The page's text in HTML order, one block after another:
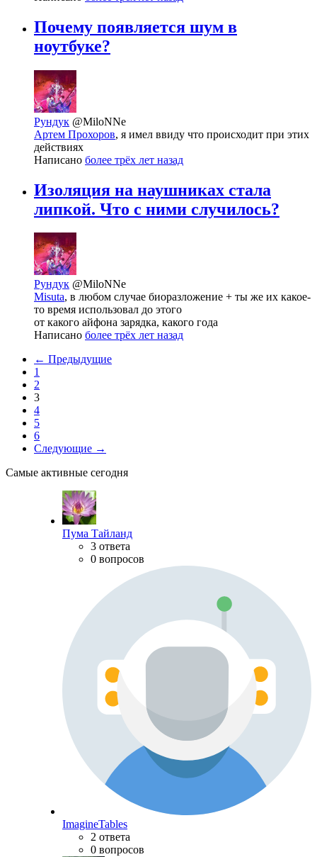
Почему появляется шум в
ноутбуке?
Рундук @MiloNNe
Артем Прохоров, я имел ввиду что происходит при этих
действиях
Написано более трёх лет назад
Изоляция на наушниках стала
липкой. Что с ними случилось?
Рундук @MiloNNe
Misuta, в любом случае биоразложение + ты же их какое-
то время использовал до этого
от какого айфона зарядка, какого года
Написано более трёх лет назад
← Предыдущие
1
2
3
4
5
6
Следующие →
Самые активные сегодня
Пума Тайланд
3 ответа
0 вопросов
ImagineTables
2 ответа
0 вопросов